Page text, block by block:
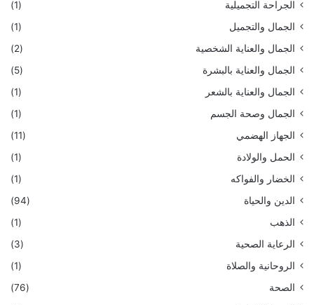
الجراحة التجميلية
(1)
الجمال والتجميل
(1)
الجمال والعناية الشخصية
(2)
الجمال والعناية بالبشرة
(5)
الجمال والعناية بالشعر
(1)
الجمال وصحة الجسم
(1)
الجهاز الهضمي
(11)
الحمل والولادة
(1)
الخضار والفواكه
(1)
الدين والحياة
(94)
الذهب
(1)
الرعاية الصحية
(3)
الروحانية والصلاة
(1)
الصحة
(76)